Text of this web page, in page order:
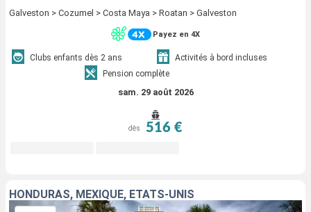
Galveston > Cozumel > Costa Maya > Roatan > Galveston
Payez en 4X
Clubs enfants dès 2 ans
Activités à bord incluses
Pension complète
sam. 29 août 2026
dès 516 €
HONDURAS, MEXIQUE, ÉTATS-UNIS